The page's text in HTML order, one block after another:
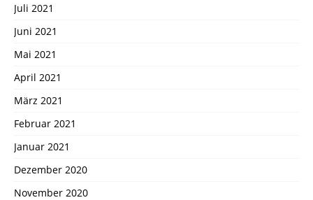
Juli 2021
Juni 2021
Mai 2021
April 2021
März 2021
Februar 2021
Januar 2021
Dezember 2020
November 2020